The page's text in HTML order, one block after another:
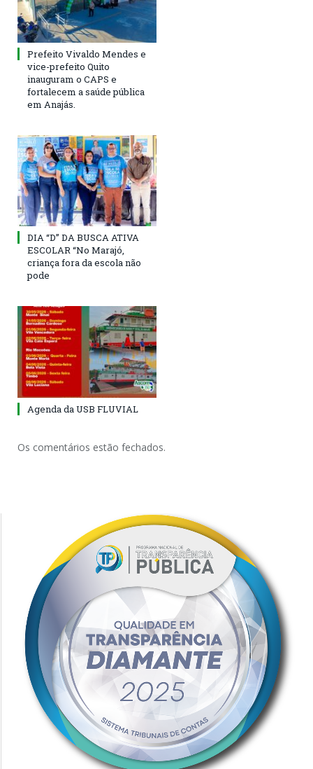
Prefeito Vivaldo Mendes e
vice-prefeito Quito
inauguram o CAPS e
fortalecem a saúde pública
em Anajás.
DIA “D” DA BUSCA ATIVA
ESCOLAR “No Marajó,
criança fora da escola não
pode
Agenda da USB FLUVIAL
Os comentários estão fechados.